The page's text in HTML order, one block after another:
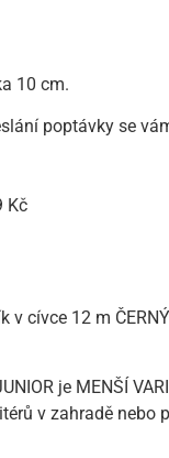
10 cm.
poptávky se
Kč
v cívce 12 m ČERNÝ
je MENŠÍ
v zahradě